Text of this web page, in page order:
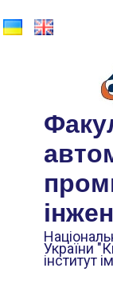
України
інститут